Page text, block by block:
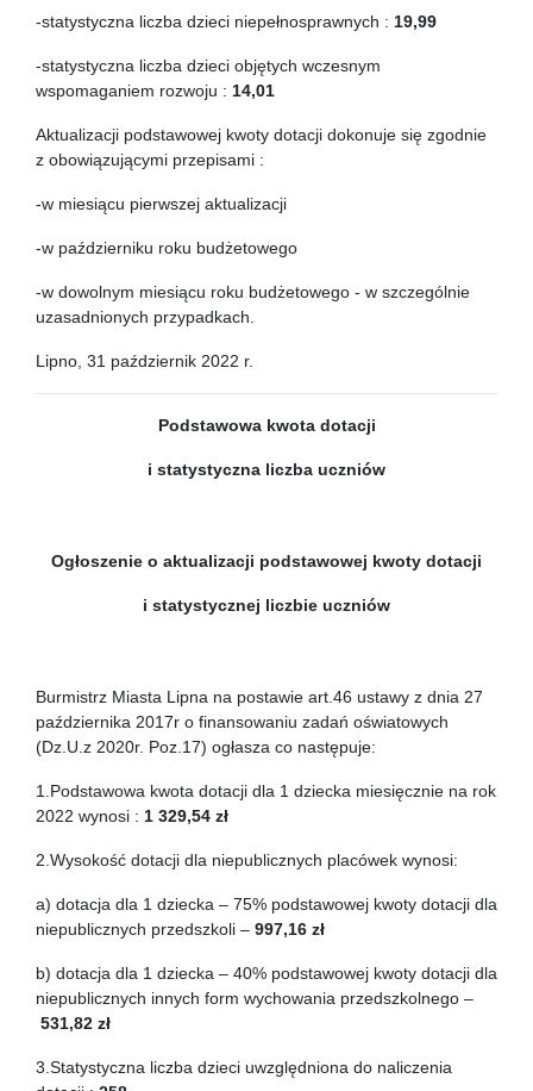
-statystyczna liczba dzieci niepełnosprawnych : 19,99
-statystyczna liczba dzieci objętych wczesnym
wspomaganiem rozwoju : 14,01
Aktualizacji podstawowej kwoty dotacji dokonuje się zgodnie
z obowiązującymi przepisami :
-w miesiącu pierwszej aktualizacji
-w październiku roku budżetowego
-w dowolnym miesiącu roku budżetowego - w szczególnie
uzasadnionych przypadkach.
Lipno, 31 październik 2022 r.
Podstawowa kwota dotacji
i statystyczna liczba uczniów
Ogłoszenie o aktualizacji podstawowej kwoty dotacji
i statystycznej liczbie uczniów
Burmistrz Miasta Lipna na postawie art.46 ustawy z dnia 27
października 2017r o finansowaniu zadań oświatowych
(Dz.U.z 2020r. Poz.17) ogłasza co następuje:
1.Podstawowa kwota dotacji dla 1 dziecka miesięcznie na rok
2022 wynosi : 1 329,54 zł
2.Wysokość dotacji dla niepublicznych placówek wynosi:
a) dotacja dla 1 dziecka – 75% podstawowej kwoty dotacji dla
niepublicznych przedszkoli – 997,16 zł
b) dotacja dla 1 dziecka – 40% podstawowej kwoty dotacji dla
niepublicznych innych form wychowania przedszkolnego –
531,82 zł
3.Statystyczna liczba dzieci uwzględniona do naliczenia